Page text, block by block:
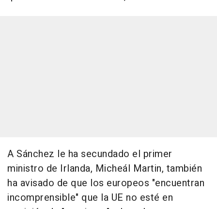
A Sánchez le ha secundado el primer
ministro de Irlanda, Micheál Martin, también
ha avisado de que los europeos "encuentran
incomprensible" que la UE no esté en